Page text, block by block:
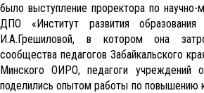
было выступление проректора по научно-
ДПО «Институт развития образования
И.А.Грешиловой, в котором она
сообщества педагогов Забайкальского
Минского ОИРО, педагоги учреждений
поделились опытом работы по повышению